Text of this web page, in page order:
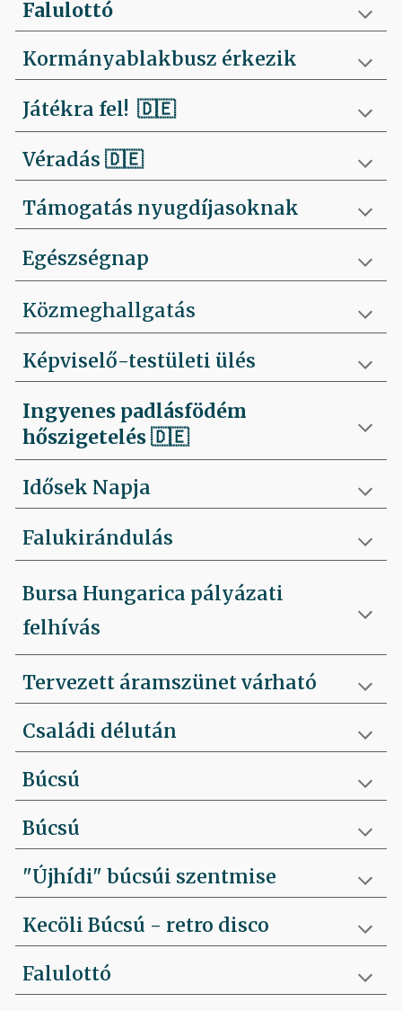
Falulottó
Kormányablakbusz érkezik
Játékra fel!🇩🇪
Véradás🇩🇪
Támogatás nyugdíjasoknak
Egészségnap
Közmeghallgatás
Képviselő-testületi ülés
Ingyenes padlásfödém
hőszigetelés🇩🇪
Idősek Napja
Falukirándulás
Bursa Hungarica pályázati
felhívás
Tervezett áramszünet várható
Családi délután
Búcsú
Búcsú
"Újhídi" búcsúi szentmise
Kecöli Búcsú - retro disco
Falulottó